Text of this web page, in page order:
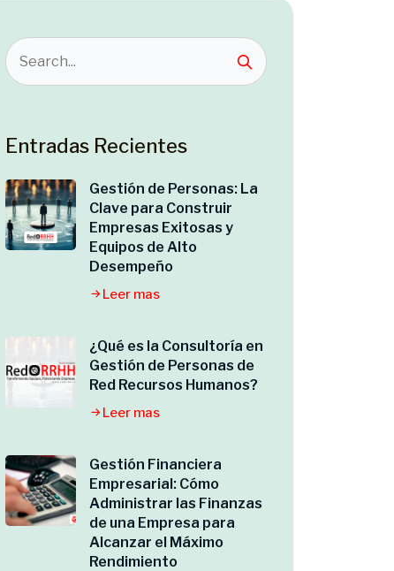
Entradas Recientes
Gestión de Personas: La
Clave para Construir
Empresas Exitosas y
Equipos de Alto
Desempeño
Leer mas
¿Qué es la Consultoría en
Gestión de Personas de
Red Recursos Humanos?
Leer mas
Gestión Financiera
Empresarial: Cómo
Administrar las Finanzas
de una Empresa para
Alcanzar el Máximo
Rendimiento